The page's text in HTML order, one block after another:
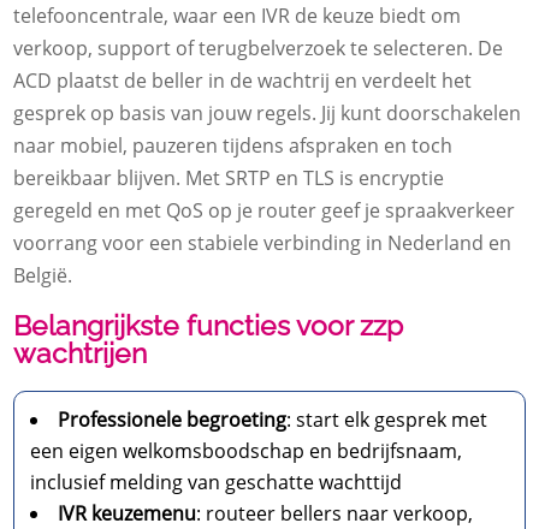
telefooncentrale, waar een IVR de keuze biedt om
verkoop, support of terugbelverzoek te selecteren.​ De
ACD plaatst de beller in de wachtrij en verdeelt het
gesprek op basis van jouw regels.​ Jij kunt doorschakelen
naar mobiel, pauzeren tijdens afspraken en toch
bereikbaar blijven.​ Met SRTP en TLS is encryptie
geregeld en met QoS op je router geef je spraakverkeer
voorrang voor een stabiele verbinding in Nederland en
België.​
Belangrijkste functies voor zzp
wachtrijen
Professionele begroeting: start elk gesprek met
een eigen welkomsboodschap en bedrijfsnaam,
inclusief melding van geschatte wachttijd
IVR keuzemenu: routeer bellers naar verkoop,